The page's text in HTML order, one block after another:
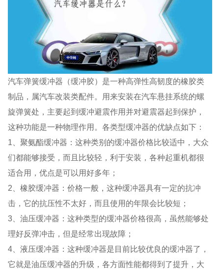
汽车弹簧缓冲器（缓冲胶）是一种高弹性高韧度的橡胶类
制品，属汽车改装类配件。用来安装在汽车悬挂系统的螺
旋弹簧处，主要起到缓冲避震作用并对避震器起到保护，
这种功能是一种物理作用。各类型缓冲器的优缺点如下：
1、聚氨酯缓冲器：这种类别的缓冲器价格比较适中，大众
们都能够接受，而且比较轻，利于安装，各种起重机都很
适合用，优点是可以用好多年；
2、橡胶缓冲器：价格一般，这种缓冲器具有一定的抗冲
击，它的抗压性不太好，而且使用的年限会比较短；
3、油压缓冲器：这种类型的缓冲器价格很高，虽然能够处
理好反弹冲击，但是经常出现故障；
4、液压缓冲器：这种缓冲器是目前比较优良的缓冲器了，
它就是油压缓冲器的升级，各方面性能都得到了提升，大